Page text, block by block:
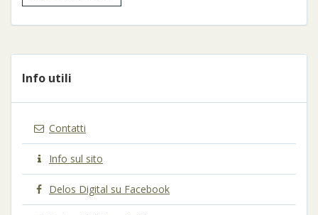
Info utili
Contatti
Info sul sito
Delos Digital su Facebook